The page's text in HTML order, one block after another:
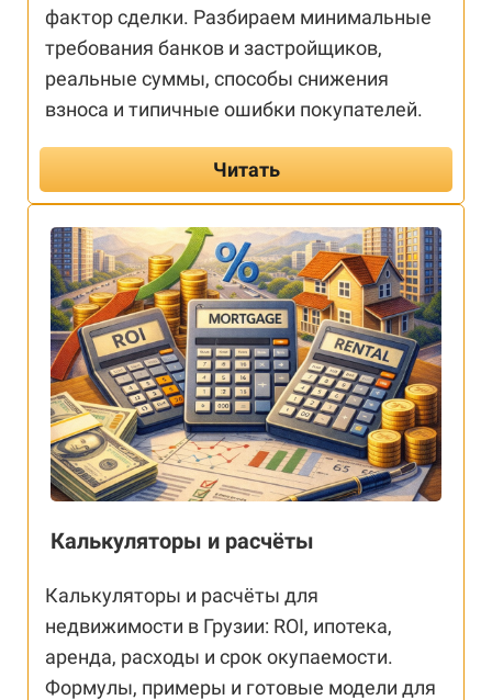
фактор сделки. Разбираем минимальные
требования банков и застройщиков,
реальные суммы, способы снижения
взноса и типичные ошибки покупателей.
Читать
Калькуляторы и расчёты
Калькуляторы и расчёты для
недвижимости в Грузии: ROI, ипотека,
аренда, расходы и срок окупаемости.
Формулы, примеры и готовые модели для